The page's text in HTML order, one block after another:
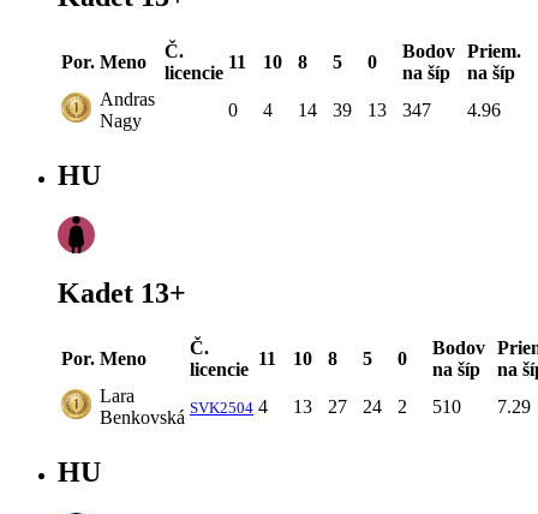
Por. Meno
Č.
licencie
11 10 8 5 0
Bodov
na šíp
Priem.
na šíp
Andras
Nagy
0 4 14 39 13 347 4.96
HU
Kadet 13+
Por. Meno
Č.
licencie
11 10 8 5 0
Bodov
na šíp
na
Lara
Benkovská SVK2504 4 13 27 24 2 510 7.29
HU